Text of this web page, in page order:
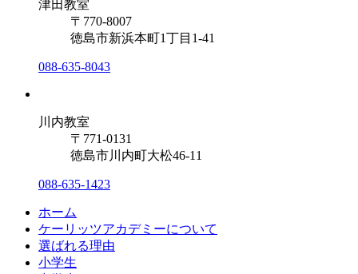
津田教室
〒770-8007
徳島市新浜本町1丁目1-41
088-635-8043
川内教室
〒771-0131
徳島市川内町大松46-11
088-635-1423
ホーム
ケーリッツアカデミーについて
選ばれる理由
小学生